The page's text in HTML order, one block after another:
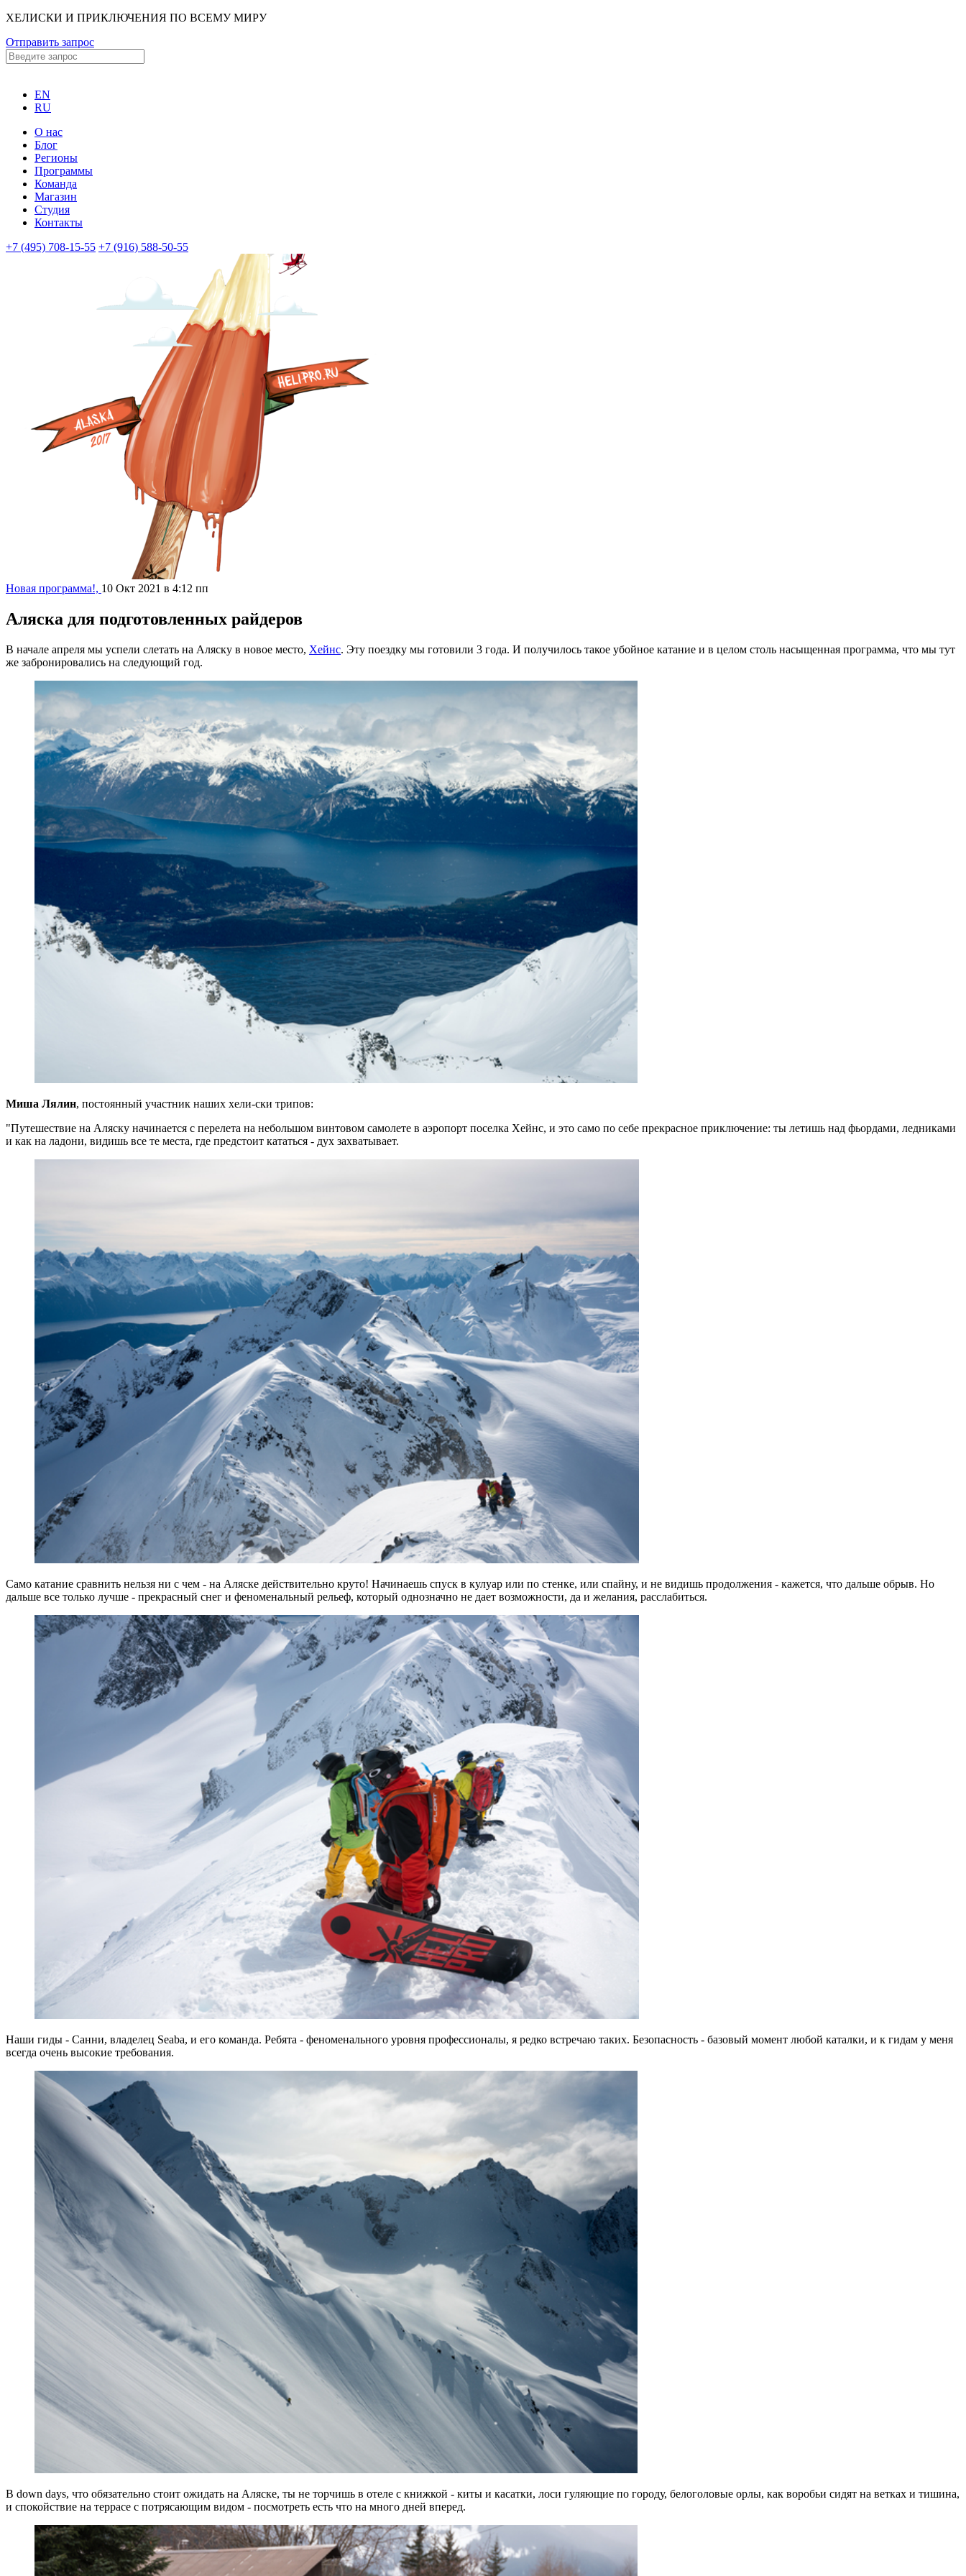
ХЕЛИСКИ И ПРИКЛЮЧЕНИЯ ПО ВСЕМУ МИРУ
Отправить запрос
EN
RU
О нас
Блог
Регионы
Программы
Команда
Магазин
Студия
Контакты
+7 (495) 708-15-55 +7 (916) 588-50-55
Новая программа!, 10 Окт 2021 в 4:12 пп
Аляска для подготовленных райдеров
В начале апреля мы успели слетать на Аляску в новое место, Хейнс. Эту поездку мы готовили 3 года. И получилось такое убойное катание и в целом столь насыщенная программа, что мы тут
же забронировались на следующий год.
Миша Лялин, постоянный участник наших хели-ски трипов:
"Путешествие на Аляску начинается с перелета на небольшом винтовом самолете в аэропорт поселка Хейнс, и это само по себе прекрасное приключение: ты летишь над фьордами, ледниками
и как на ладони, видишь все те места, где предстоит кататься - дух захватывает.
Само катание сравнить нельзя ни с чем - на Аляске действительно круто! Начинаешь спуск в кулуар или по стенке, или спайну, и не видишь продолжения - кажется, что дальше обрыв. Но
дальше все только лучше - прекрасный снег и феноменальный рельеф, который однозначно не дает возможности, да и желания, расслабиться.
Наши гиды - Санни, владелец Seaba, и его команда. Ребята - феноменального уровня профессионалы, я редко встречаю таких. Безопасность - базовый момент любой каталки, и к гидам у меня
всегда очень высокие требования.
В down days, что обязательно стоит ожидать на Аляске, ты не торчишь в отеле с книжкой - киты и касатки, лоси гуляющие по городу, белоголовые орлы, как воробьи сидят на ветках и тишина,
и спокойствие на террасе с потрясающим видом - посмотреть есть что на много дней вперед.